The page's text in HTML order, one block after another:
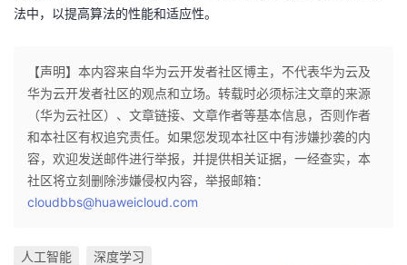
法中，以提高算法的性能和适应性。
【声明】本内容来自华为云开发者社区博主，不代表华为云及
华为云开发者社区的观点和立场。转载时必须标注文章的来源
（华为云社区）、文章链接、文章作者等基本信息，否则作者
和本社区有权追究责任。如果您发现本社区中有涉嫌抄袭的内
容，欢迎发送邮件进行举报，并提供相关证据，一经查实，本
社区将立刻删除涉嫌侵权内容，举报邮箱：
cloudbbs@huaweicloud.com
人工智能 深度学习